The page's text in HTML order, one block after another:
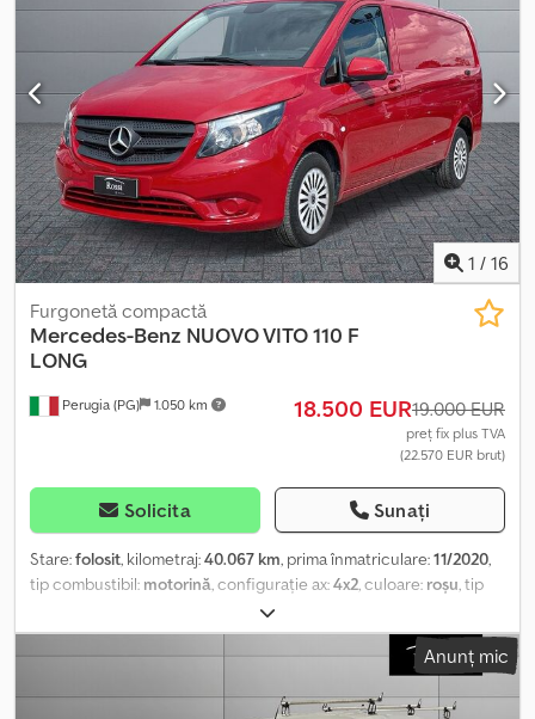
1 / 16
Perugia (PG) 1.050 km
Furgonetă compactă
Mercedes-Benz NUOVO VITO 110 F
LONG
18.500 EUR19.000 EUR
preț fix plus TVA
(22.570 EUR brut)
Solicita Sunați
Stare:folosit, kilometraj:40.067 km, prima înmatriculare:11/2020,
tip combustibil: motorină , configurație ax:4x2 , culoare: roșu , tip
, clasă de emisii:
număr de locuri:3, Dotări:aer condiționat, servodirecție,
Informațiile prezentate nu constituie element contractualAnunț mic